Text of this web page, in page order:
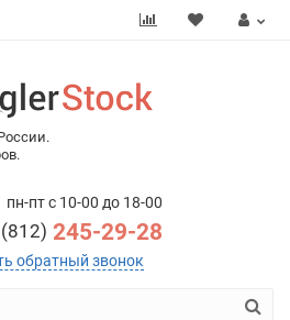
пн-пт с 10-00 до 18-00
245-29-28
обратный звонок